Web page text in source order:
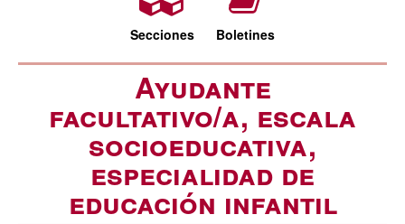
Secciones Boletines
Ayudante
facultativo/a, escala
socioeducativa,
especialidad de
educación infantil